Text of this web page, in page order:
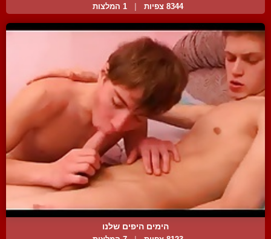
8344 צפיות | 1 המלצות
הימים היפים שלנו